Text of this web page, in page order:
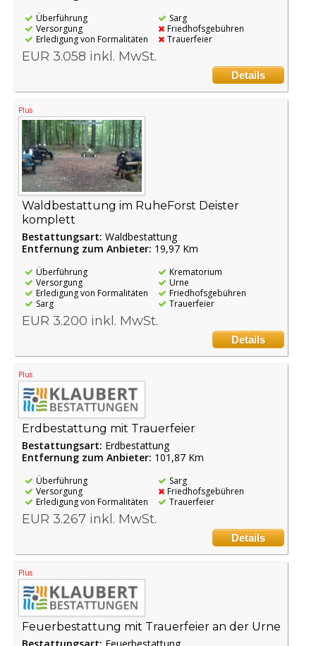
Überführung
Versorgung
Erledigung von Formalitäten
Sarg
Friedhofsgebühren
Trauerfeier
EUR 3.058 inkl. MwSt.
Details
Plus
Waldbestattung im RuheForst Deister
komplett
Bestattungsart: Waldbestattung
Entfernung zum Anbieter: 19,97 Km
Überführung
Versorgung
Erledigung von Formalitäten
Sarg
Krematorium
Urne
Friedhofsgebühren
Trauerfeier
EUR 3.200 inkl. MwSt.
Details
Plus
Erdbestattung mit Trauerfeier
Bestattungsart: Erdbestattung
Entfernung zum Anbieter: 101,87 Km
Überführung
Versorgung
Erledigung von Formalitäten
Sarg
Friedhofsgebühren
Trauerfeier
EUR 3.267 inkl. MwSt.
Details
Plus
Feuerbestattung mit Trauerfeier an der Urne